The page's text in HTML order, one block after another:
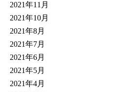
2021年11月
2021年10月
2021年8月
2021年7月
2021年6月
2021年5月
2021年4月